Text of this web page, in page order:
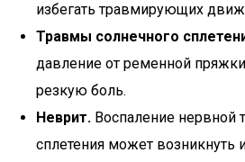
избегать травмирующих
Травмы солнечного
давление от ременной
резкую боль.
Неврит. Воспаление нервной
сплетения может возникнуть